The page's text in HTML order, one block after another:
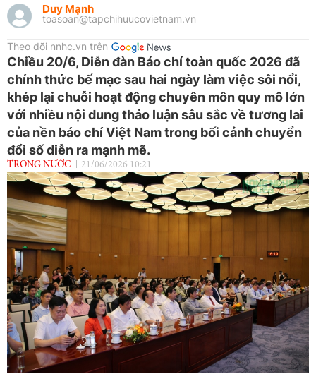
Duy Mạnh
toasoan@tapchihuucovietnam.vn
Theo dõi nnhc.vn trên
Chiều 20/6, Diễn đàn Báo chí toàn quốc 2026 đã
chính thức bế mạc sau hai ngày làm việc sôi nổi,
khép lại chuỗi hoạt động chuyên môn quy mô lớn
với nhiều nội dung thảo luận sâu sắc về tương lai
của nền báo chí Việt Nam trong bối cảnh chuyển
đổi số diễn ra mạnh mẽ.
TRONG NƯỚC 21/06/2026 10:21